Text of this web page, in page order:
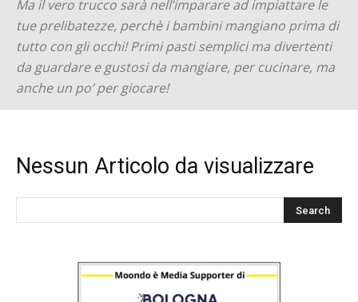
Ma il vero trucco sarà nell’imparare ad impiattare le
tue prelibatezze, perchè i bambini mangiano prima di
tutto con gli occhi! Primi pasti semplici ma divertenti
da guardare e gustosi da mangiare, per cucinare, ma
anche un po’ per giocare!
Nessun Articolo da visualizzare